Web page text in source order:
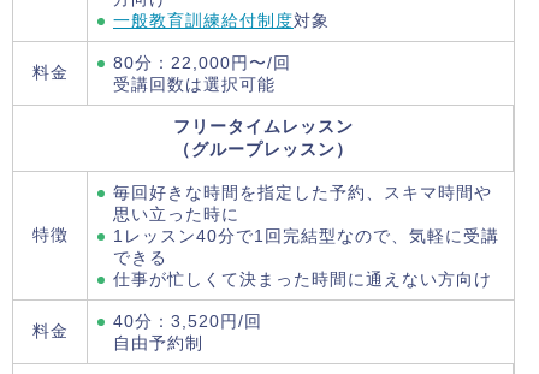
一般教育訓練給付制度対象
料金
80分：22,000円〜/回
受講回数は選択可能
フリータイムレッスン
（グループレッスン）
特徴
毎回好きな時間を指定した予約、スキマ時間や
思い立った時に
1レッスン40分で1回完結型なので、気軽に受講
できる
仕事が忙しくて決まった時間に通えない方向け
料金
40分：3,520円/回
自由予約制